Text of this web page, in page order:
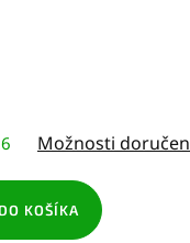
Možnosti
KOŠÍKA